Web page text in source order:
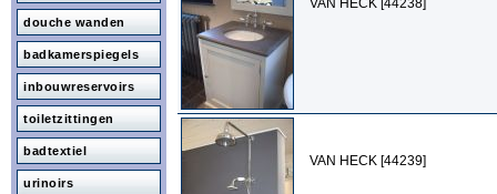
douche wanden
badkamerspiegels
inbouwreservoirs
toiletzittingen
badtextiel
urinoirs
VAN HECK [44238]
VAN HECK [44239]